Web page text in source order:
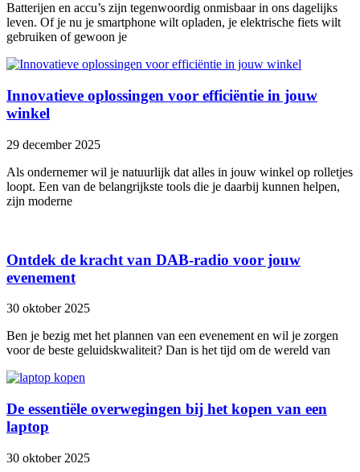
Batterijen en accu’s zijn tegenwoordig onmisbaar in ons dagelijks
leven. Of je nu je smartphone wilt opladen, je elektrische fiets wilt
gebruiken of gewoon je
Innovatieve oplossingen voor efficiëntie in jouw
winkel
29 december 2025
Als ondernemer wil je natuurlijk dat alles in jouw winkel op rolletjes
loopt. Een van de belangrijkste tools die je daarbij kunnen helpen,
zijn moderne
Ontdek de kracht van DAB-radio voor jouw
evenement
30 oktober 2025
Ben je bezig met het plannen van een evenement en wil je zorgen
voor de beste geluidskwaliteit? Dan is het tijd om de wereld van
De essentiële overwegingen bij het kopen van een
laptop
30 oktober 2025